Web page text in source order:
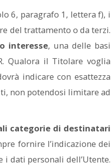
6, paragrafo 1, lettera f), i
del trattamento o da terzi.
interesse, una delle basi
Qualora il Titolare voglia
indicare con esattezza
non potendosi limitare ad
categorie di destinatari
fornire l’indicazione dei
dati personali dell’Utente.